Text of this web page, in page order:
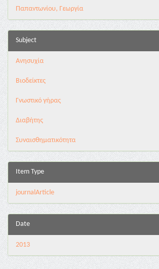
Παπαντωνίου, Γεωργία
Subject
Ανησυχία
Βιοδείκτες
Γνωστικό γήρας
Διαβήτης
Συναισθηματικότητα
Item Type
journalArticle
Date
2013